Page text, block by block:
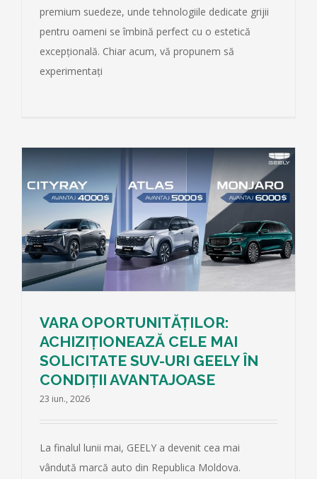
premium suedeze, unde tehnologiile dedicate grijii
pentru oameni se îmbină perfect cu o estetică
excepțională. Chiar acum, vă propunem să
experimentați
VARA OPORTUNITĂȚILOR:
ACHIZIȚIONEAZĂ CELE MAI
SOLICITATE SUV-URI GEELY ÎN
CONDIȚII AVANTAJOASE
23 iun., 2026
La finalul lunii mai, GEELY a devenit cea mai
vândută marcă auto din Republica Moldova.